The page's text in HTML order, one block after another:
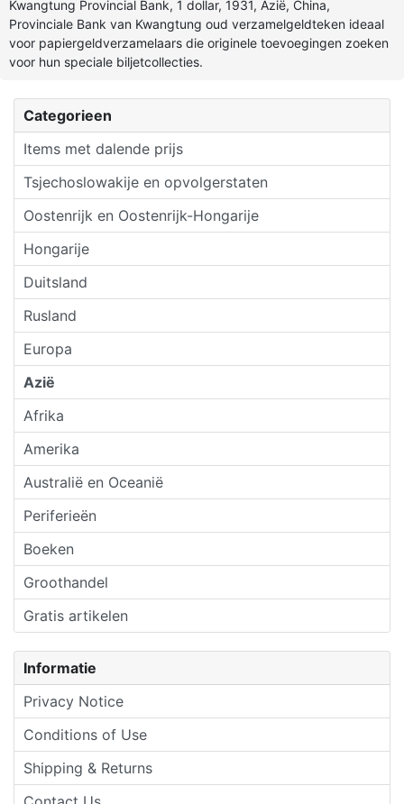
Categorieen
Items met dalende prijs
Tsjechoslowakije en opvolgerstaten
Oostenrijk en Oostenrijk-Hongarije
Hongarije
Duitsland
Rusland
Europa
Azië
Afrika
Amerika
Australië en Oceanië
Periferieën
Boeken
Groothandel
Gratis artikelen
Informatie
Privacy Notice
Conditions of Use
Shipping & Returns
Kwangtung Provincial Bank, 1 dollar, 1931, Azië, China,
Provinciale Bank van Kwangtung oud verzamelgeldteken ideaal
voor papiergeldverzamelaars die originele toevoegingen zoeken
voor hun speciale biljetcollecties.